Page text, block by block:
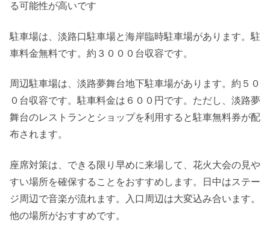
る可能性が高いです
駐車場は、淡路口駐車場と海岸臨時駐車場があります。駐
車料金無料です。約３０００台収容です。
周辺駐車場は、淡路夢舞台地下駐車場があります。約５０
０台収容です。駐車料金は６００円です。ただし、淡路夢
舞台のレストランとショップを利用すると駐車無料券が配
布されます。
座席対策は、できる限り早めに来場して、花火大会の見や
すい場所を確保することをおすすめします。日中はステー
ジ周辺で音楽が流れます。入口周辺は大変込み合います。
他の場所がおすすめです。